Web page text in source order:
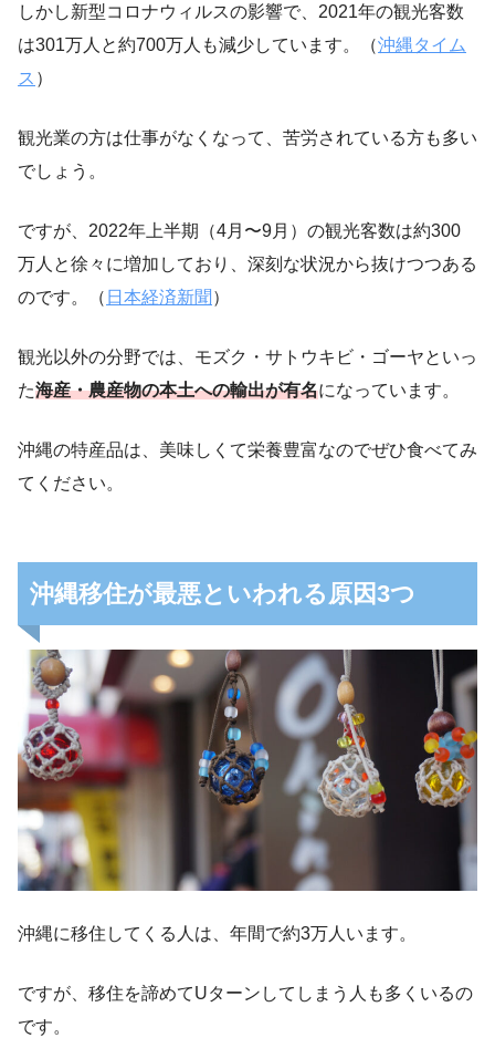
しかし新型コロナウィルスの影響で、2021年の観光客数
は301万人と約700万人も減少しています。（沖縄タイム
ス ）
観光業の方は仕事がなくなって、苦労されている方も多い
でしょう。
ですが、2022年上半期（4月〜9月）の観光客数は約300
万人と徐々に増加しており、深刻な状況から抜けつつある
のです。（ 日本経済新聞 ）
観光以外の分野では、モズク・サトウキビ・ゴーヤといっ
た海産・農産物の本土への輸出が有名になっています。
沖縄の特産品は、美味しくて栄養豊富なのでぜひ食べてみ
てください。
沖縄移住が最悪といわれる原因3つ
沖縄に移住してくる人は、年間で約3万人います。
ですが、移住を諦めてUターンしてしまう人も多くいるの
です。